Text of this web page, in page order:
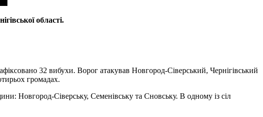
області.
32 вибухи. Ворог атакував Новгород-Сіверський, Чернігівський
громадах.
Новгород-Сіверську, Семенівську та Сновську. В одному із сіл